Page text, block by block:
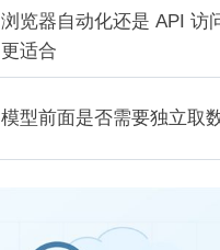
浏览器自动化还是 API 访
更适合
模型前面是否需要独立取